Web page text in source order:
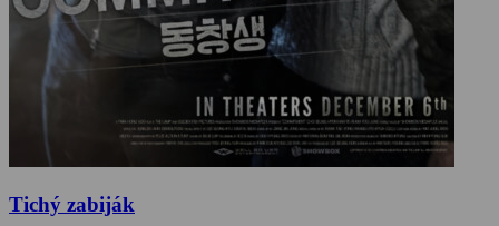
Tichý zabiják